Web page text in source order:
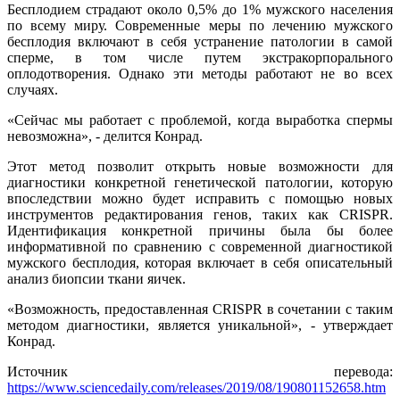
Бесплодием страдают около 0,5% до 1% мужского населения
по всему миру. Современные меры по лечению мужского
бесплодия включают в себя устранение патологии в самой
сперме, в том числе путем экстракорпорального
оплодотворения. Однако эти методы работают не во всех
случаях.
«Сейчас мы работает с проблемой, когда выработка спермы
невозможна», - делится Конрад.
Этот метод позволит открыть новые возможности для
диагностики конкретной генетической патологии, которую
впоследствии можно будет исправить с помощью новых
инструментов редактирования генов, таких как CRISPR.
Идентификация конкретной причины была бы более
информативной по сравнению с современной диагностикой
мужского бесплодия, которая включает в себя описательный
анализ биопсии ткани яичек.
«Возможность, предоставленная CRISPR в сочетании с таким
методом диагностики, является уникальной», - утверждает
Конрад.
Источник перевода:
https://www.sciencedaily.com/releases/2019/08/190801152658.htm